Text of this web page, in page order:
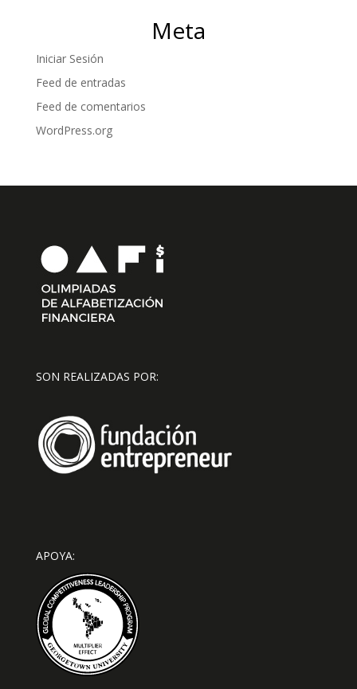
Meta
Iniciar Sesión
Feed de entradas
Feed de comentarios
WordPress.org
SON REALIZADAS POR:
APOYA: